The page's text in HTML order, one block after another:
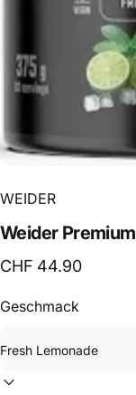
WEIDER
Weider Premium
CHF 44.90
Geschmack